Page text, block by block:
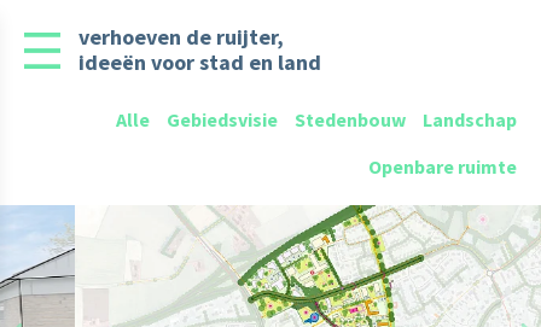
verhoeven de ruijter,
ideeën voor stad en land
Alle Gebiedsvisie Stedenbouw
Landschap
Openbare ruimte